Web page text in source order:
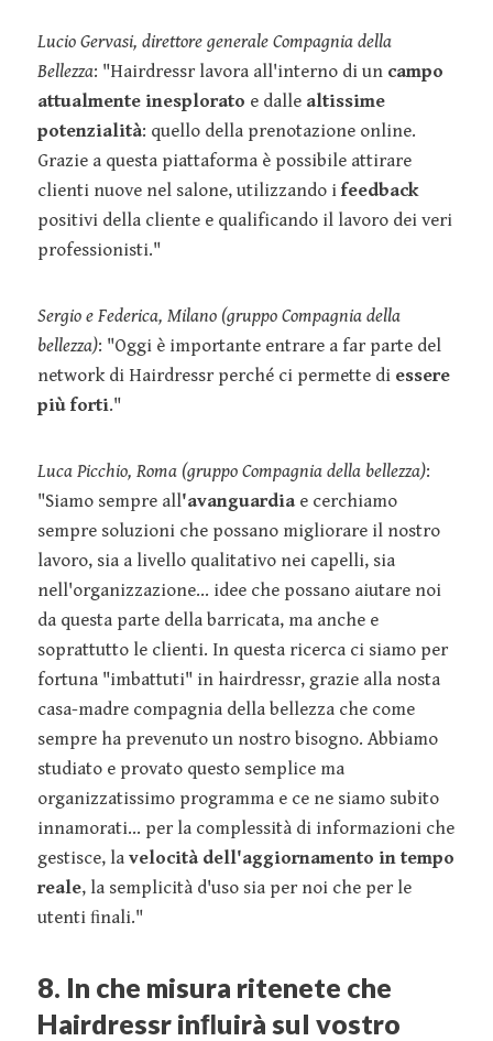
Lucio Gervasi, direttore generale Compagnia della
Bellezza: "Hairdressr lavora all'interno di un campo
attualmente inesplorato e dalle altissime
potenzialità: quello della prenotazione online.
Grazie a questa piattaforma è possibile attirare
clienti nuove nel salone, utilizzando i feedback
positivi della cliente e qualificando il lavoro dei veri
professionisti."
Sergio e Federica, Milano (gruppo Compagnia della
bellezza): "Oggi è importante entrare a far parte del
network di Hairdressr perché ci permette di essere
più forti."
Luca Picchio, Roma (gruppo Compagnia della bellezza):
"Siamo sempre all'avanguardiae cerchiamo
sempre soluzioni che possano migliorare il nostro
lavoro, sia a livello qualitativo nei capelli, sia
nell'organizzazione... idee che possano aiutare noi
da questa parte della barricata, ma anche e
soprattutto le clienti. In questa ricerca ci siamo per
fortuna "imbattuti" in hairdressr, grazie alla nosta
casa-madre compagnia della bellezza che come
sempre ha prevenuto un nostro bisogno. Abbiamo
studiato e provato questo semplice ma
organizzatissimo programma e ce ne siamo subito
innamorati... per la complessità di informazioni che
gestisce, la velocità dell'aggiornamento in tempo
reale, la semplicità d'uso sia per noi che per le
utenti ﬁnali."
8. In che misura ritenete che
Hairdressr inﬂuirà sul vostro